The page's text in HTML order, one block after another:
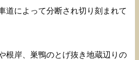
道によって分断され切り刻まれて
根岸、巣鴨のとげ抜き地蔵辺りの